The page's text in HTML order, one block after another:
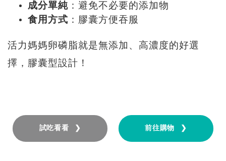
成分單純 ：避免不必要的添加物
食用方式 ：膠囊方便吞服
活力媽媽卵磷脂就是無添加、高濃度的好選
擇，膠囊型設計！
試吃看看 ❯ 前往購物 ❯